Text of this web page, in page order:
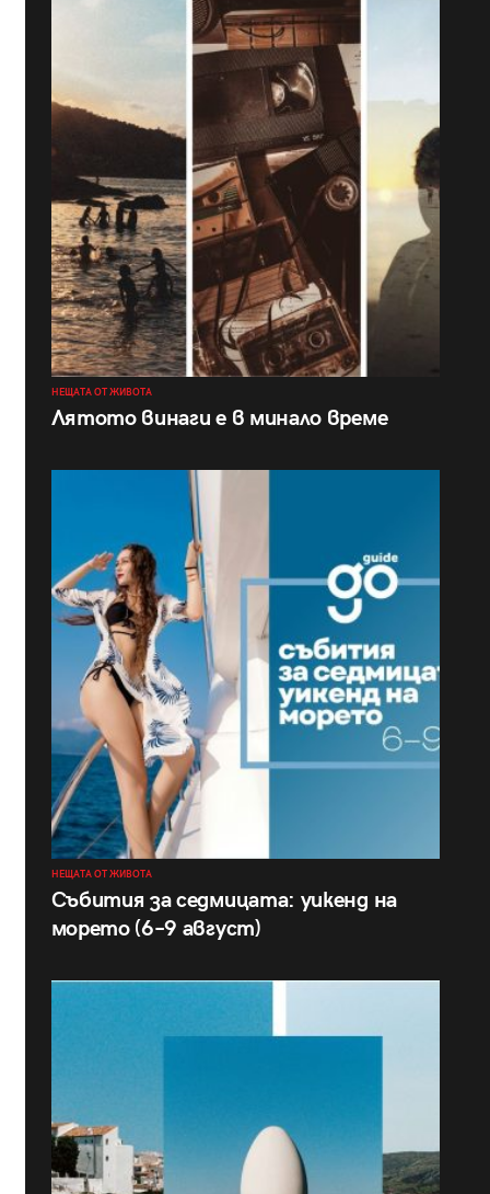
НЕЩАТА ОТ ЖИВОТА
Лятото винаги е в минало време
НЕЩАТА ОТ ЖИВОТА
Събития за седмицата: уикенд на
морето (6–9 август)